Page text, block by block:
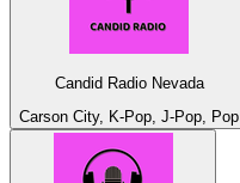
Candid Radio Nevada
Carson City, K-Pop, J-Pop, Pop